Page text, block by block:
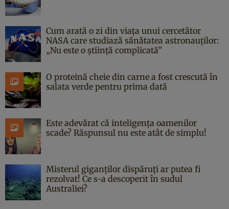
Cum arată o zi din viața unui cercetător
NASA care studiază sănătatea astronauților:
„Nu este o știință complicată”
O proteină cheie din carne a fost crescută în
salata verde pentru prima dată
Este adevărat că inteligența oamenilor
scade? Răspunsul nu este atât de simplu!
Misterul giganților dispăruți ar putea fi
rezolvat! Ce s-a descoperit în sudul
Australiei?